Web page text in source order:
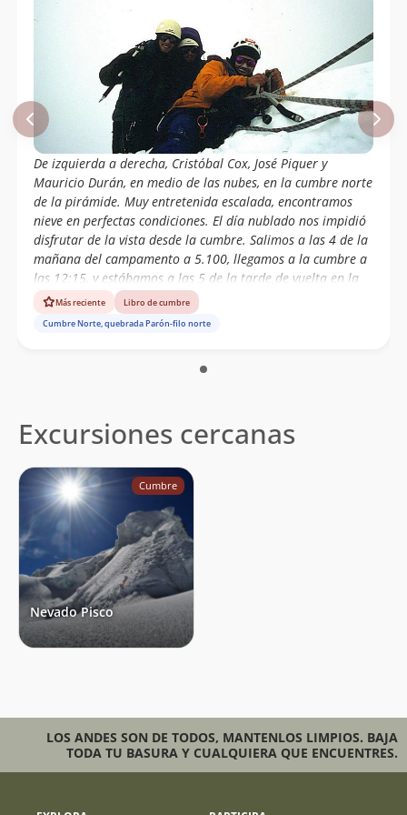
De izquierda a derecha, Cristóbal Cox, José Piquer y
Mauricio Durán, en medio de las nubes, en la cumbre norte
de la pirámide. Muy entretenida escalada, encontramos
nieve en perfectas condiciones. El día nublado nos impidió
disfrutar de la vista desde la cumbre. Salimos a las 4 de la
mañana del campamento a 5.100, llegamos a la cumbre a
las 12:15, y estábamos a las 5 de la tarde de vuelta en la
carpa.Más reciente
Libro de cumbre
Cumbre Norte, quebrada Parón-filo norte
Excursiones cercanas
Cumbre
Nevado Pisco
LOS ANDES SON DE TODOS, MANTENLOS LIMPIOS. BAJA
TODA TU BASURA Y CUALQUIERA QUE ENCUENTRES.